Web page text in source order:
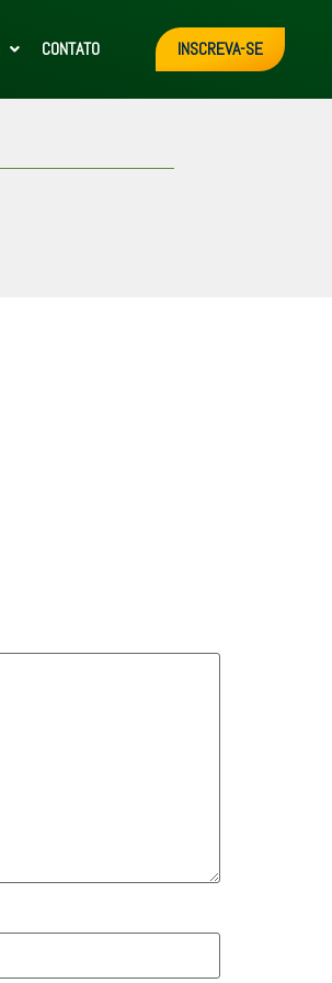
CONTATO INSCREVA-SE